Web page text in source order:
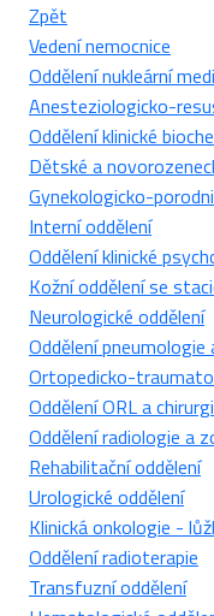
Zpět
Vedení nemocnice
Oddělení nukleární
Anesteziologicko-
Oddělení klinické
Dětské a
Gynekologicko-
Interní oddělení
Oddělení klinické
Kožní oddělení se
Neurologické oddělení
Oddělení
Ortopedicko-
Oddělení ORL a
Oddělení radiologie a
Rehabilitační oddělení
Urologické oddělení
Klinická onkologie -
Oddělení radioterapie
Transfuzní oddělení